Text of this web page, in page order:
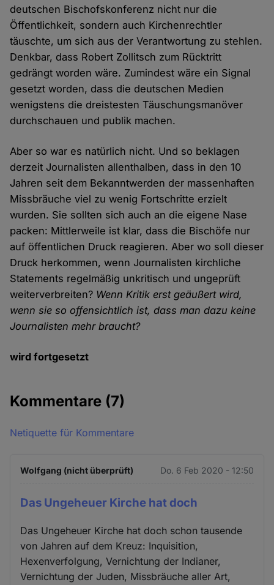
deutschen Bischofskonferenz nicht nur die
Öffentlichkeit, sondern auch Kirchenrechtler
täuschte, um sich aus der Verantwortung zu stehlen.
Denkbar, dass Robert Zollitsch zum Rücktritt
gedrängt worden wäre. Zumindest wäre ein Signal
gesetzt worden, dass die deutschen Medien
wenigstens die dreistesten Täuschungsmanöver
durchschauen und publik machen.
Aber so war es natürlich nicht. Und so beklagen
derzeit Journalisten allenthalben, dass in den 10
Jahren seit dem Bekanntwerden der massenhaften
Missbräuche viel zu wenig Fortschritte erzielt
wurden. Sie sollten sich auch an die eigene Nase
packen: Mittlerweile ist klar, dass die Bischöfe nur
auf öffentlichen Druck reagieren. Aber wo soll dieser
Druck herkommen, wenn Journalisten kirchliche
Statements regelmäßig unkritisch und ungeprüft
weiterverbreiten? Wenn Kritik erst geäußert wird,
wenn sie so offensichtlich ist, dass man dazu keine
Journalisten mehr braucht?
wird fortgesetzt
Kommentare (7)
Netiquette für Kommentare
Wolfgang (nicht überprüft) Do. 6 Feb 2020 - 12:50
Das Ungeheuer Kirche hat doch
Das Ungeheuer Kirche hat doch schon tausende
von Jahren auf dem Kreuz: Inquisition,
Hexenverfolgung, Vernichtung der Indianer,
Vernichtung der Juden, Missbräuche aller Art,